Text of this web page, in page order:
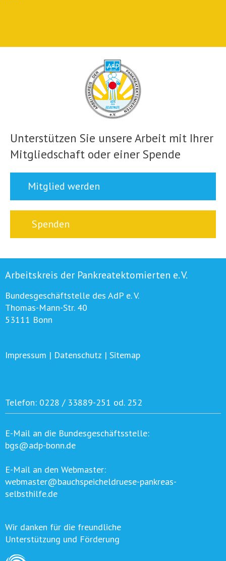
Unterstützen Sie unsere Arbeit mit Ihrer
Mitgliedschaft oder einer Spende
Mitglied werden
Spenden
Arbeitskreis der Pankreatektomierten e. V.
Bundesgeschäftstelle des AdP e. V.
Thomas-Mann-Str. 40
53111 Bonn
Impressum | Datenschutz | Sitemap
Telefon: 0228 / 33889-251 od. 252
E-Mail an die Bundesgeschäftsstelle:
bgs@adp-bonn.de
E-Mail an den Webmaster:
webmaster@bauchspeicheldruese-pankreas-
selbsthilfe.de
Wir danken für die freundliche
Unterstützung und Förderung